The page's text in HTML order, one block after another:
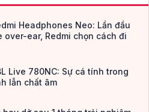
Headphones Neo: Lần đầu
over-ear, Redmi chọn cách đi
Live 780NC: Sự cá tính trong
lẫn chất âm